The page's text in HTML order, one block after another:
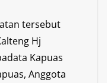
tersebut
Hj
Kapuas
Anggota